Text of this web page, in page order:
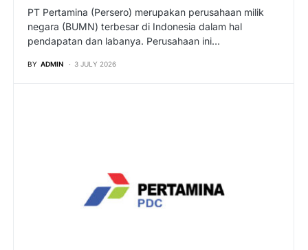
PT Pertamina (Persero) merupakan perusahaan milik
negara (BUMN) terbesar di Indonesia dalam hal
pendapatan dan labanya. Perusahaan ini…
BY ADMIN 3 JULY 2026